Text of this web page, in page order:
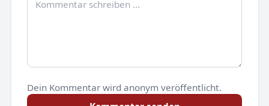
Dein Kommentar wird anonym veröffentlicht.